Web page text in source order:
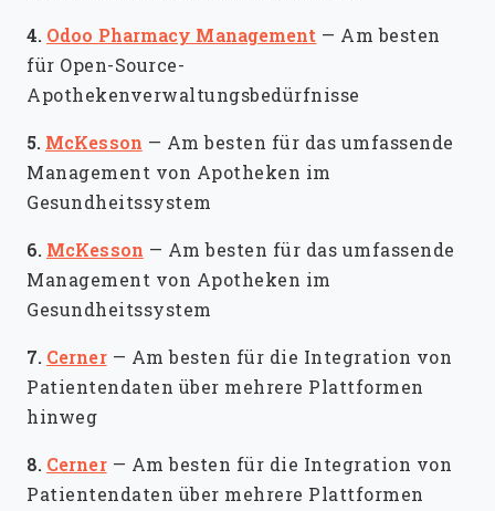
4. Odoo Pharmacy Management — Am besten
für Open-Source-
Apothekenverwaltungsbedürfnisse
5. McKesson — Am besten für das umfassende
Management von Apotheken im
Gesundheitssystem
6. McKesson — Am besten für das umfassende
Management von Apotheken im
Gesundheitssystem
7. Cerner — Am besten für die Integration von
Patientendaten über mehrere Plattformen
hinweg
8. Cerner — Am besten für die Integration von
Patientendaten über mehrere Plattformen